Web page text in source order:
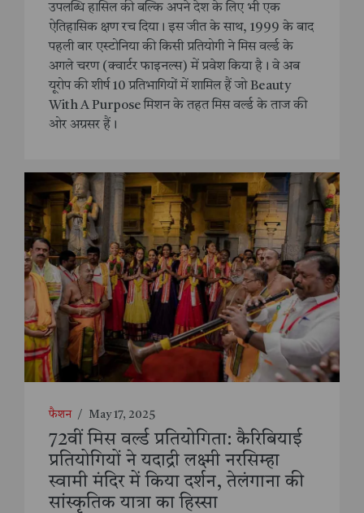
उपलब्धि हासिल की बल्कि अपने देश के लिए भी एक
ऐतिहासिक क्षण रच दिया। इस जीत के साथ, 1999 के बाद
पहली बार एस्टोनिया की किसी प्रतियोगी ने मिस वर्ल्ड के
अगले चरण (क्वार्टर फाइनल्स) में प्रवेश किया है। वे अब
यूरोप की शीर्ष 10 प्रतिभागियों में शामिल हैं जो Beauty
With A Purpose मिशन के तहत मिस वर्ल्ड के ताज की
ओर अग्रसर हैं।
फैशन / May 17, 2025
72वीं मिस वर्ल्ड प्रतियोगिता: कैरिबियाई
प्रतियोगियों ने यदाद्री लक्ष्मी नरसिम्हा
स्वामी मंदिर में किया दर्शन, तेलंगाना की
सांस्कृतिक यात्रा का हिस्सा